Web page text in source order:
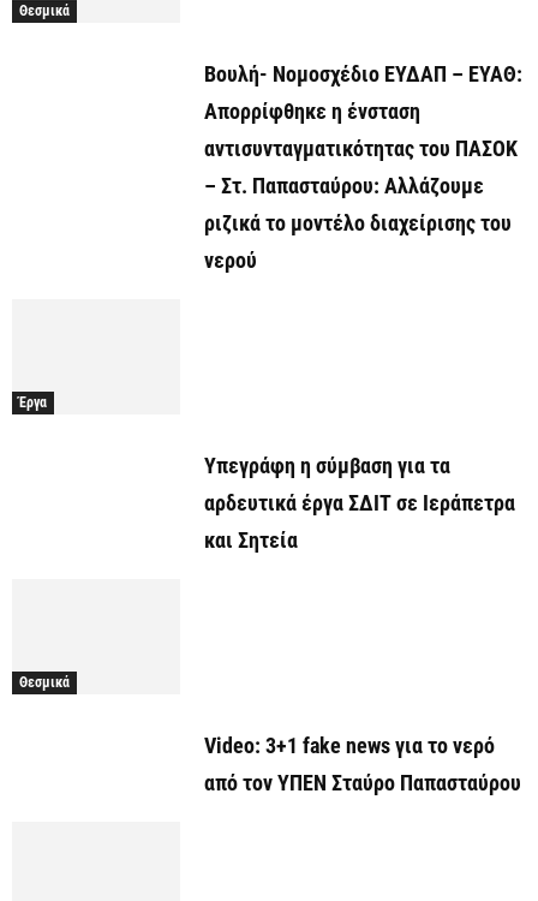
Θεσμικά
Βουλή- Νομοσχέδιο ΕΥΔΑΠ – ΕΥΑΘ:
Απορρίφθηκε η ένσταση
αντισυνταγματικότητας του ΠΑΣΟΚ
– Στ. Παπασταύρου: Αλλάζουμε
ριζικά το μοντέλο διαχείρισης του
νερού
Έργα
Υπεγράφη η σύμβαση για τα
αρδευτικά έργα ΣΔΙΤ σε Ιεράπετρα
και Σητεία
Θεσμικά
Video: 3+1 fake news για το νερό
από τον ΥΠΕΝ Σταύρο Παπασταύρου